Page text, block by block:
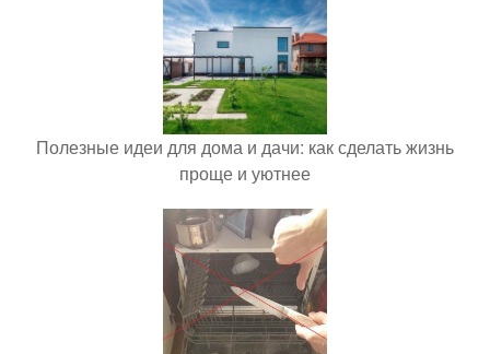
Полезные идеи для дома и дачи: как сделать жизнь
проще и уютнее